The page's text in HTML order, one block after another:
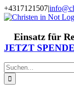
Zum
Inhalt
+4317121507|
Facebook
Instagram
X
Spenden
Newsletter
Einsatz für
JETZT
Suche
nach: